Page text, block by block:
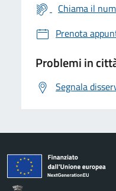
Chiama il
Prenota
Problemi in
Segnala